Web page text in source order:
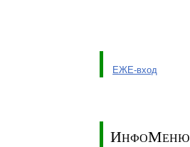
ЕЖЕ-вход
ИнфоМеню